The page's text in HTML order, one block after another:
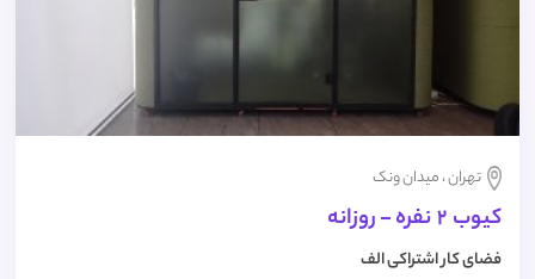
تهران ، میدان ونک
کیوب 2 نفره - روزانه
فضای کار اشتراکی الف